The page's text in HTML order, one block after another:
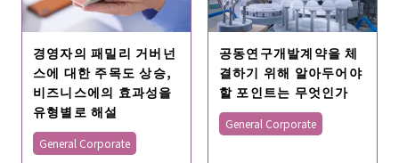
경영자의 패밀리 거버넌
스에 대한 주목도 상승,
비즈니스에의 효과성을
유형별로 해설
General Corporate
공동연구개발계약을 체
결하기 위해 알아두어야
할 포인트는 무엇인가
General Corporate